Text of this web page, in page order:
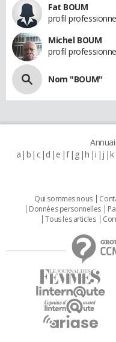
Fat BOUM
profil
Michel BOUM
profil
Nom "BOUM"
a b c d e f g h i j k
Qui sommes nous
Données personnelles
Tous les articles